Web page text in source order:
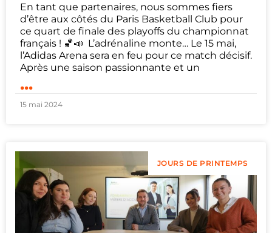
En tant que partenaires, nous sommes fiers
d’être aux côtés du Paris Basketball Club pour
ce quart de finale des playoffs du championnat
français ! 🏀📣 L’adrénaline monte… Le 15 mai,
l’Adidas Arena sera en feu pour ce match décisif.
Après une saison passionnante et un
...
15 mai 2024
JOURS DE PRINTEMPS